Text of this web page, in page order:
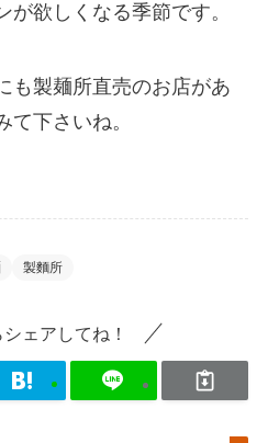
が欲しくなる季節です。
も製麺所直売のお店があ
て下さいね。
製麵所
ェアしてね！